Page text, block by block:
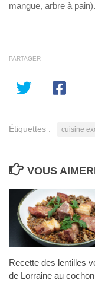
mangue, arbre à
PARTAGER
Étiquettes : cuisine
VOUS
Recette des lentilles
de Lorraine au